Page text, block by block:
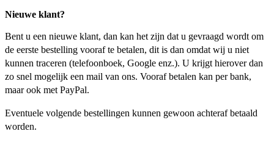
Nieuwe klant?
Bent u een nieuwe klant, dan kan het zijn dat u gevraagd wordt om
de eerste bestelling vooraf te betalen, dit is dan omdat wij u niet
kunnen traceren (telefoonboek, Google enz.). U krijgt hierover dan
zo snel mogelijk een mail van ons. Vooraf betalen kan per bank,
maar ook met PayPal.
Eventuele volgende bestellingen kunnen gewoon achteraf betaald
worden.